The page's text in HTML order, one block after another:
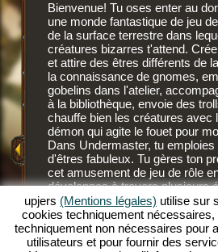
tu
Bienvenue! Tu oses enter au
une monde fantastique de jeu
de la surface terrestre dans
créatures bizarres t'attend.
et attire des êtres différents de
la connaissance de gnomes,
gobelins dans l'atelier,
à la bibliothèque, envoie des
chauffe bien les créatures avec
démon qui agite le fouet pour
Dans Undermaster, tu emploies
d'êtres fabuleux. Tu gères ton
cet amusement de jeu de rôle
développes à travers plusieurs
avec des superbes objets,
illumine le décor avec des
couleurs. Découvre les
rôle en ligne extraordinaire et
upjers (Mentions légales) utilise sur
cookies techniquement
techniquement non nécessaires pour
utilisateurs et pour fournir des